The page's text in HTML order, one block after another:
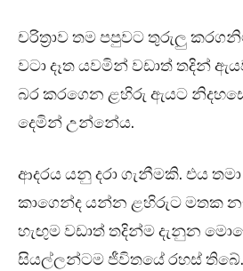
චරිත්‍රාව තම පපුවට තුරුලු
වටා දෑත යවමින් වඩාත් තදින්
බර කරගෙන ළහිරු ඇයට
දෙමින් උන්නේය.
ආදරය යනු දරා ගැනීමකි. එය
කාගෙන්ද යන්න ළහිරුට මතක
හැඟුම වඩාත් තදින්ම දැනුන
සියල්ලන්ටම ජීවිතයේ රහස්